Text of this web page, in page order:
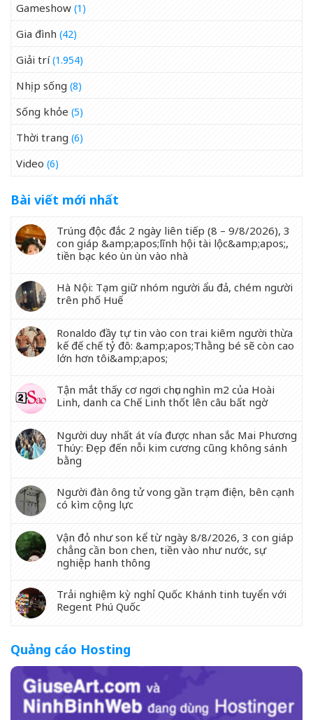
Gameshow (1)
Gia đình (42)
Giải trí(1.954)
Nhịp sống (8)
Sống khỏe (5)
Thời trang (6)
Video (6)
Bài viết mới nhất
Trúng độc đắc 2 ngày liên tiếp (8 – 9/8/2026), 3
con giáp &amp;apos;lĩnh hội tài lộc&amp;apos;,
tiền bạc kéo ùn ùn vào nhà
Hà Nội: Tạm giữ nhóm người ẩu đả, chém người
trên phố Huế
Ronaldo đầy tự tin vào con trai kiêm người thừa
kế đế chế tỷ đô: &amp;apos;Thằng bé sẽ còn cao
lớn hơn tôi&amp;apos;
Tận mắt thấy cơ ngơi chục nghìn m2 của Hoài
Linh, danh ca Chế Linh thốt lên câu bất ngờ
Người duy nhất át vía được nhan sắc Mai Phương
Thúy: Đẹp đến nỗi kim cương cũng không sánh
bằng
Người đàn ông tử vong gần trạm điện, bên cạnh
có kìm cộng lực
Vận đỏ như son kể từ ngày 8/8/2026, 3 con giáp
chẳng cần bon chen, tiền vào như nước, sự
nghiệp hanh thông
Trải nghiệm kỳ nghỉ Quốc Khánh tinh tuyển với
Regent Phú Quốc
Quảng cáo Hosting